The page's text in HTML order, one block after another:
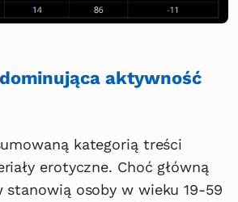
aktywność
kategorią treści
erotyczne. Choć główną
stanowią osoby w wieku 19-59